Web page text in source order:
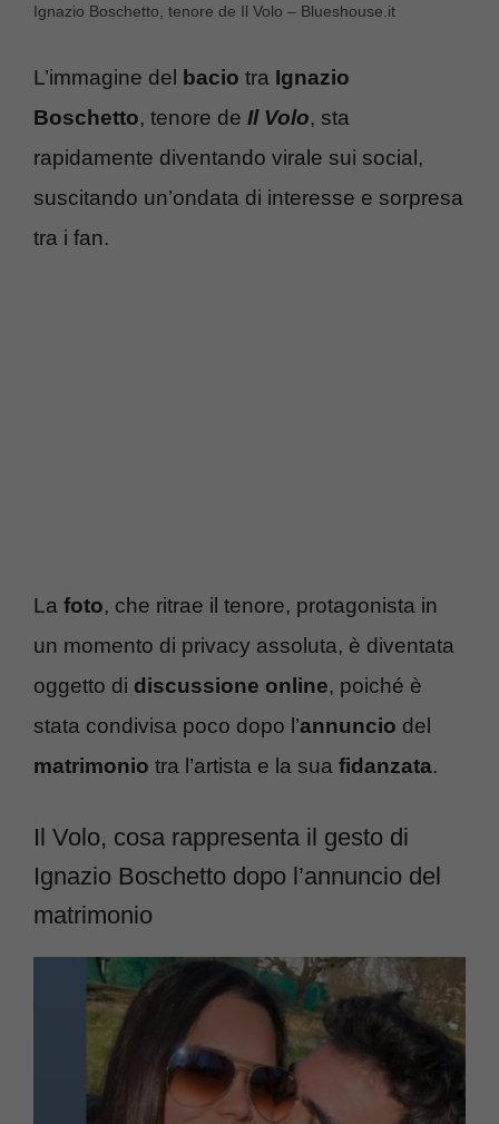
Ignazio Boschetto, tenore de Il Volo – Blueshouse.it
L’immagine del bacio tra Ignazio
Boschetto, tenore de Il Volo, sta
rapidamente diventando virale sui social,
suscitando un’ondata di interesse e sorpresa
tra i fan.
La foto, che ritrae il tenore, protagonista in
un momento di privacy assoluta, è diventata
oggetto di discussione online, poiché è
stata condivisa poco dopo l’annuncio del
matrimonio tra l’artista e la sua fidanzata.
Il Volo, cosa rappresenta il gesto di
Ignazio Boschetto dopo l’annuncio del
matrimonio